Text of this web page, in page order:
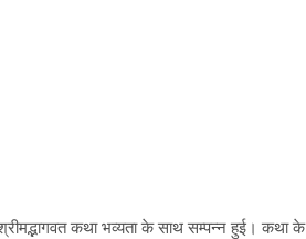
कथा भव्यता के साथ सम्पन्न हुई। कथा के